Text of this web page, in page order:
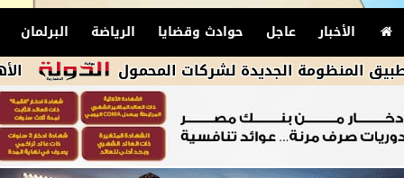
الأخبار عاجل حوادث وقضايا الرياضة البرلمان
الأهلي.. الجديدة لشركات المحمول